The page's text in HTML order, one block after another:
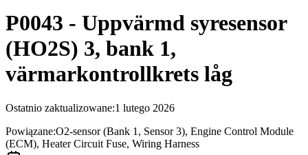
P0043 - Uppvärmd syresensor
(HO2S) 3, bank 1,
värmarkontrollkrets låg
Ostatnio zaktualizowane:1 lutego 2026
Powiązane:O2-sensor (Bank 1, Sensor 3), Engine Control Module
(ECM), Heater Circuit Fuse, Wiring Harness